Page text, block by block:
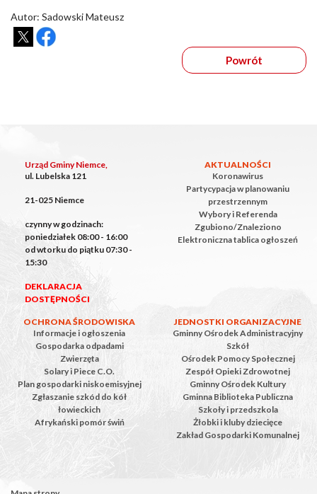
Autor: Sadowski Mateusz
Powrót
Urząd Gminy Niemce,
ul. Lubelska 121
21-025 Niemce
czynny w godzinach:
poniedziałek 08:00 - 16:00
od wtorku do piątku 07:30 -
15:30
DEKLARACJA
DOSTĘPNOŚCI
AKTUALNOŚCI
Koronawirus
Partycypacja w planowaniu
przestrzennym
Wybory i Referenda
Zgubiono/Znaleziono
Elektroniczna tablica ogłoszeń
OCHRONA ŚRODOWISKA
Informacje i ogłoszenia
Gospodarka odpadami
Zwierzęta
Solary i Piece C.O.
Plan gospodarki niskoemisyjnej
Zgłaszanie szkód do kół
łowieckich
Afrykański pomór świń
JEDNOSTKI ORGANIZACYJNE
Gminny Ośrodek Administracyjny
Szkół
Ośrodek Pomocy Społecznej
Zespół Opieki Zdrowotnej
Gminny Ośrodek Kultury
Gminna Biblioteka Publiczna
Szkoły i przedszkola
Żłobki i kluby dziecięce
Zakład Gospodarki Komunalnej